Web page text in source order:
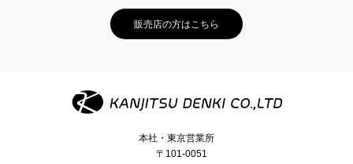
販売店の方はこちら
本社・東京営業所
〒101-0051